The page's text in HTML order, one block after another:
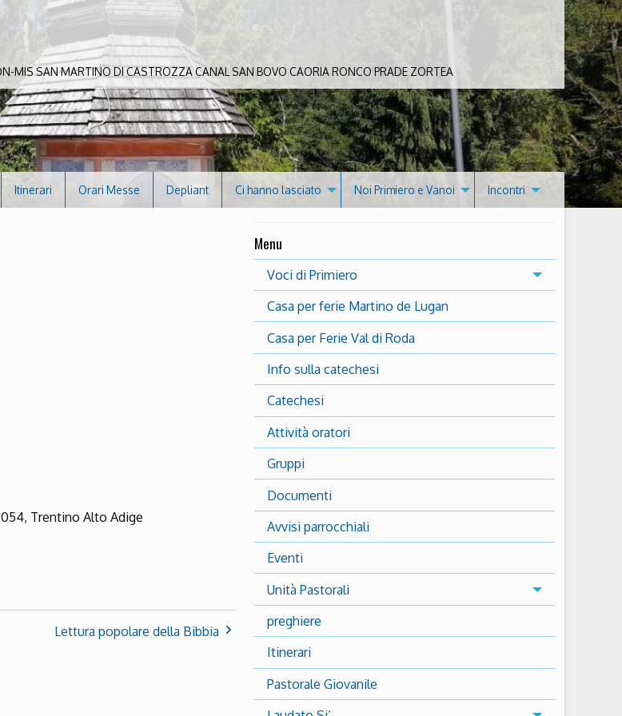
MIS SAN MARTINO DI CASTROZZA CANAL SAN BOVO CAORIA RONCO PRADE ZORTEA
Itinerari Orari Messe Depliant Ci hanno lasciato Noi Primiero e Vanoi Incontri
Trentino Alto Adige
Lettura popolare della Bibbia
Menu
Voci di Primiero
Casa per ferie Martino de Lugan
Casa per Ferie Val di Roda
Info sulla catechesi
Catechesi
Attività oratori
Gruppi
Documenti
Avvisi parrocchiali
Eventi
Unità Pastorali
preghiere
Itinerari
Pastorale Giovanile